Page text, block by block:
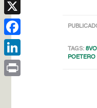
TAGS:
POETERO
X
Facebook
LinkedIn